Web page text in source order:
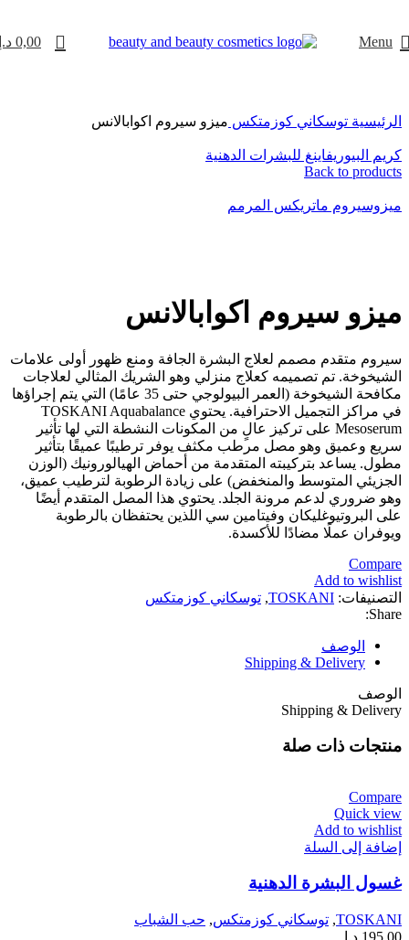
Menu
0,00
الرئيسية توسكاني كوزمتكس ميزو سيروم اكوابالانس
كريم البيوريفاينغ للبشرات الدهنية
Back to products
ميزوسيروم ماتريكس المرمم
ميزو سيروم اكوابالانس
سيروم متقدم مصمم لعلاج البشرة الجافة ومنع ظهور أولى علامات
الشيخوخة. تم تصميمه كعلاج منزلي وهو الشريك المثالي لعلاجات
مكافحة الشيخوخة (العمر البيولوجي حتى 35 عامًا) التي يتم إجراؤها
في مراكز التجميل الاحترافية. يحتوي TOSKANI Aquabalance
Mesoserum على تركيز عالٍ من المكونات النشطة التي لها تأثير
سريع وعميق وهو مصل مرطب مكثف يوفر ترطيبًا عميقًا بتأثير
مطول. يساعد بتركيبته المتقدمة من أحماض الهيالورونيك (الوزن
الجزيئي المتوسط ​​والمنخفض) على زيادة الرطوبة لترطيب عميق،
وهو ضروري لدعم مرونة الجلد. يحتوي هذا المصل المتقدم أيضًا
على البروتيوغليكان وفيتامين سي اللذين يحتفظان بالرطوبة
ويوفران عملًا مضادًا للأكسدة.
Compare
Add to wishlist
التصنيفات: TOSKANI
, توسكاني كوزمتكس
Share:
الوصف
Shipping & Delivery
الوصف
Shipping & Delivery
منتجات ذات صلة
Compare
Quick view
Add to wishlist
إضافة إلى السلة
غسول البشرة الدهنية
TOSKANI
, توسكاني كوزمتكس, حب الشباب
195,00 د.إ